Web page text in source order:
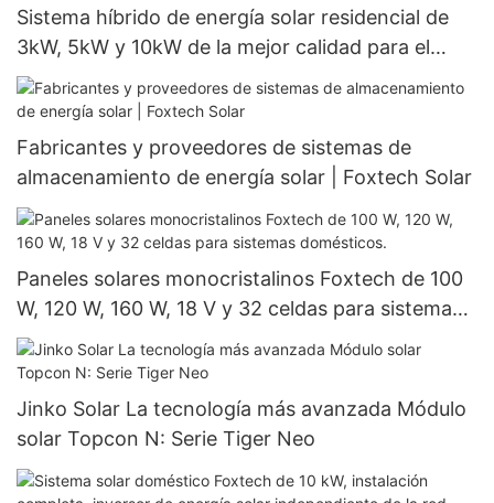
Sistema híbrido de energía solar residencial de
3kW, 5kW y 10kW de la mejor calidad para el
hogar.
Fabricantes y proveedores de sistemas de
almacenamiento de energía solar | Foxtech Solar
Paneles solares monocristalinos Foxtech de 100
W, 120 W, 160 W, 18 V y 32 celdas para sistemas
domésticos.
Jinko Solar La tecnología más avanzada Módulo
solar Topcon N: Serie Tiger Neo